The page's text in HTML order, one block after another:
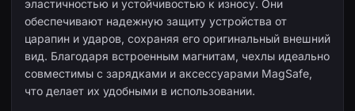
эластичностью и устойчивостью к износу. Они
обеспечивают надежную защиту устройства от
царапин и ударов, сохраняя его оригинальный внешний
вид. Благодаря встроенным магнитам, чехлы идеально
совместимы с зарядками и аксессуарами MagSafe,
что делает их удобными в использовании.